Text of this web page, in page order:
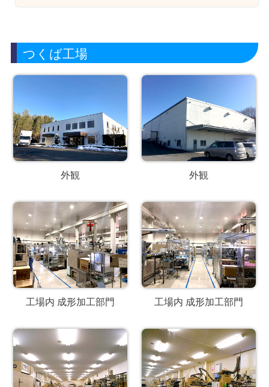
つくば工場
外観 外観
工場内 成形加工部門 工場内 成形加工部門